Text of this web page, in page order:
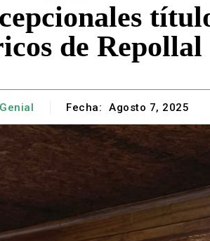
de Repollal
Fecha: Agosto 7, 2025